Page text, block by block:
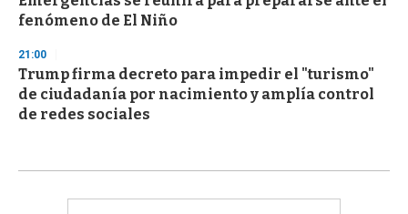
fenómeno de El Niño
21:00
Trump firma decreto para impedir el "turismo"
de ciudadanía por nacimiento y amplía control
de redes sociales